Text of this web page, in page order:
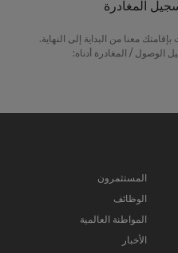
المغادرة
معنا من البداية إلى النهاية.
الوصول / المغادرة أدناه:
المستثمرون
الوظائف
المواطنة العالمية
الأخبار